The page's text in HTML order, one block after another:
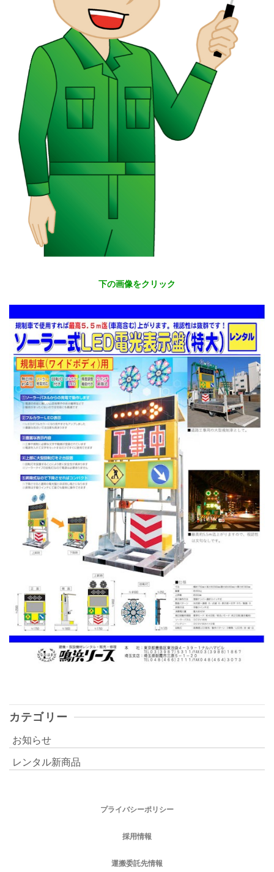
下の画像をクリック
カテゴリー
お知らせ
レンタル新商品
プライバシーポリシー
採用情報
運搬委託先情報